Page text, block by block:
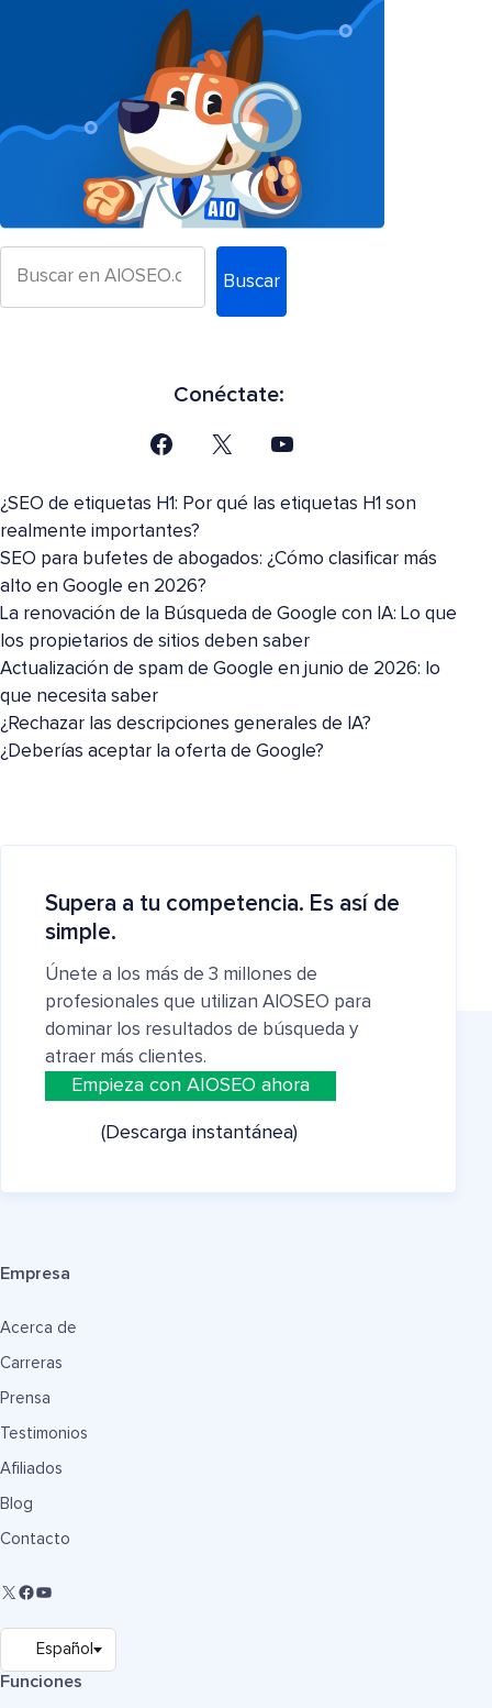
Buscar
Conéctate:
¿SEO de etiquetas H1: Por qué las etiquetas H1 son
realmente importantes?
SEO para bufetes de abogados: ¿Cómo clasificar más
alto en Google en 2026?
La renovación de la Búsqueda de Google con IA: Lo que
los propietarios de sitios deben saber
Actualización de spam de Google en junio de 2026: lo
que necesita saber
¿Rechazar las descripciones generales de IA?
¿Deberías aceptar la oferta de Google?
Supera a tu competencia. Es así de
simple.
Únete a los más de 3 millones de
profesionales que utilizan AIOSEO para
dominar los resultados de búsqueda y
atraer más clientes.
Empieza con AIOSEO ahora
(Descarga instantánea)
Empresa
Acerca de
Carreras
Prensa
Testimonios
Afiliados
Blog
Contacto
Funciones